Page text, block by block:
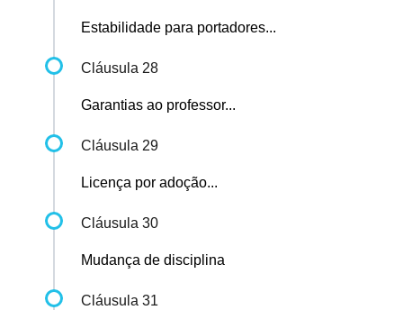
Estabilidade para portadores...
Cláusula 28
Garantias ao professor...
Cláusula 29
Licença por adoção...
Cláusula 30
Mudança de disciplina
Cláusula 31